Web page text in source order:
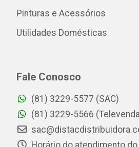
Pinturas e Acessórios
Utilidades Domésticas
Fale Conosco
(81) 3229-5577 (SAC)
(81) 3229-5566
Horário do atendimento do